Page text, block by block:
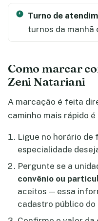
Turno de
turnos da manhã
Como marcar
Zeni Natariani
A marcação é feita
caminho mais rápido
Ligue no horário
especialidade
Pergunte se a
convênio ou
aceitos — essa
cadastro público do